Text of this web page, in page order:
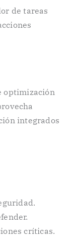
de tareas
optimización
integrados
críticas.